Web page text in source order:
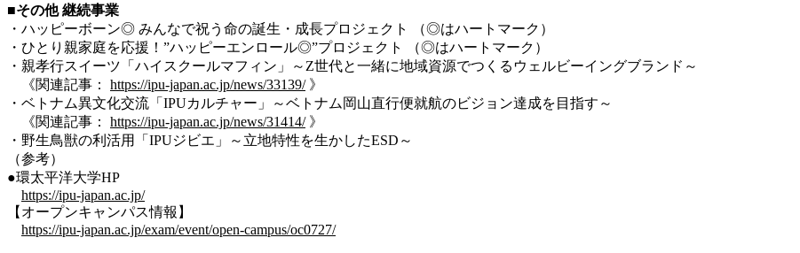
■その他 継続事業
・ハッピーボーン◎ みんなで祝う命の誕生・成長プロジェクト （◎はハートマーク）
・ひとり親家庭を応援！”ハッピーエンロール◎”プロジェクト （◎はハートマーク）
・親孝行スイーツ「ハイスクールマフィン」～Z世代と一緒に地域資源でつくるウェルビーイングブランド～
《関連記事： https://ipu-japan.ac.jp/news/33139/》
・ベトナム異文化交流「IPUカルチャー」～ベトナム岡山直行便就航のビジョン達成を目指す～
《関連記事： https://ipu-japan.ac.jp/news/31414/》
・野生鳥獣の利活用「IPUジビエ」～立地特性を生かしたESD～
（参考）
●環太平洋大学HP
https://ipu-japan.ac.jp/
【オープンキャンパス情報】
https://ipu-japan.ac.jp/exam/event/open-campus/oc0727/